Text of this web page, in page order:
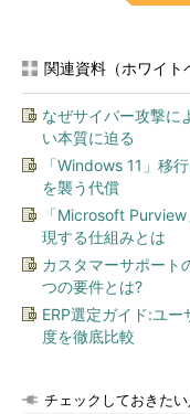
関連資料（ホワイト
なぜサイバー攻撃に
い本質に迫る
「Windows 11」移
を襲う代償
「Microsoft
現する仕組みとは
カスタマーサポート
つの要件とは?
ERP選定ガイド:ユ
度を徹底比較
チェックしておきた